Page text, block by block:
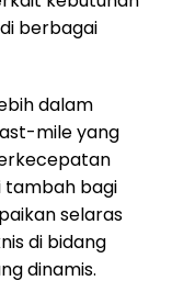
berbagai
dalam
mile yang
tambah bagi
selaras
di bidang
dinamis.